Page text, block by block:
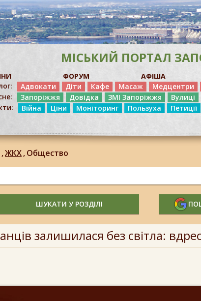
МІСЬКИЙ ПОРТАЛ
ФОРУМ АФІША
Адвокати Діти Кафе Масаж Медцентри
Запоріжжя Довідка ЗМІ Запоріжжя Вулиці
Війна Ціни Моніторинг Пользуха Петиції
,ЖКХ,Общество
ШУКАТИ У РОЗДІЛІ
залишилася без світла: